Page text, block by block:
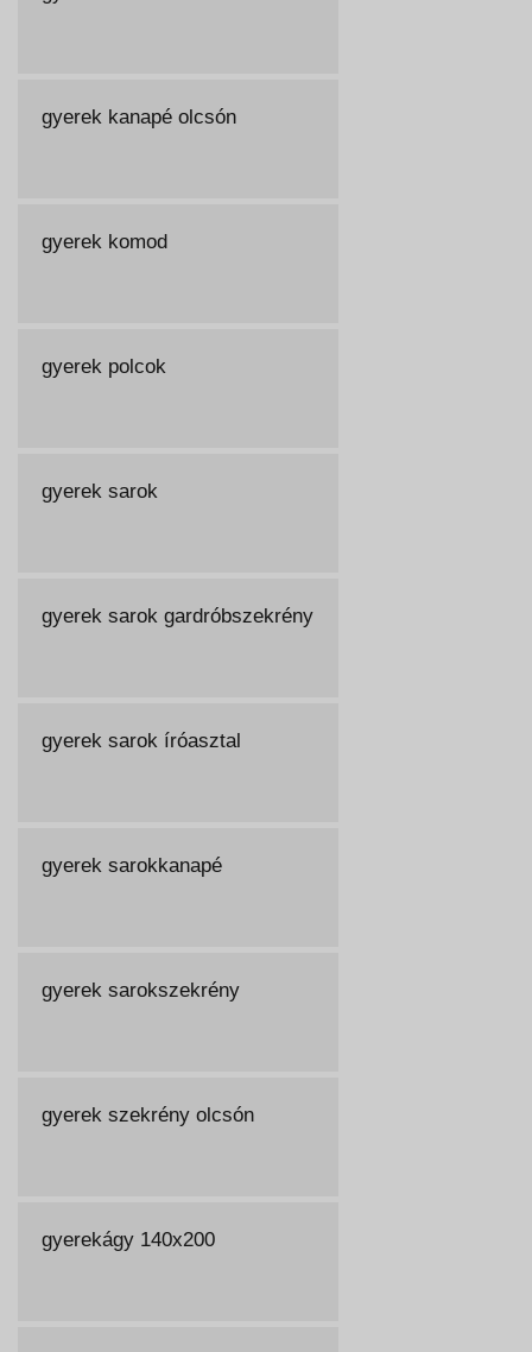
gyerek kanapé olcsón
gyerek komod
gyerek polcok
gyerek sarok
gyerek sarok gardróbszekrény
gyerek sarok íróasztal
gyerek sarokkanapé
gyerek sarokszekrény
gyerek szekrény olcsón
gyerekágy 140x200